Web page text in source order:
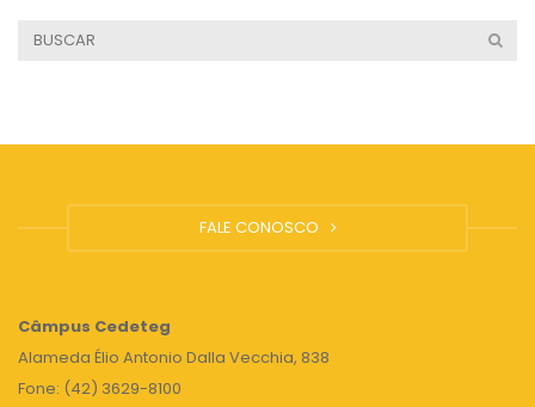
FALE CONOSCO
Câmpus Cedeteg
Alameda Élio Antonio Dalla Vecchia, 838
Fone: (42) 3629-8100